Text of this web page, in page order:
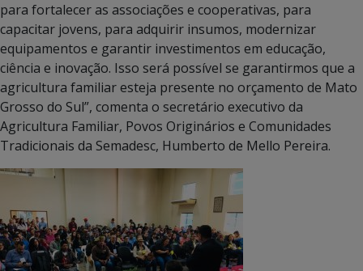
para fortalecer as associações e cooperativas, para
capacitar jovens, para adquirir insumos, modernizar
equipamentos e garantir investimentos em educação,
ciência e inovação. Isso será possível se garantirmos que a
agricultura familiar esteja presente no orçamento de Mato
Grosso do Sul”, comenta o secretário executivo da
Agricultura Familiar, Povos Originários e Comunidades
Tradicionais da Semadesc, Humberto de Mello Pereira.